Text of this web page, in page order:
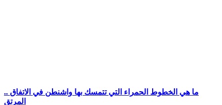
.. ما هي الخطوط الحمراء التي تتمسك بها واشنطن في الاتفاق
المرتق